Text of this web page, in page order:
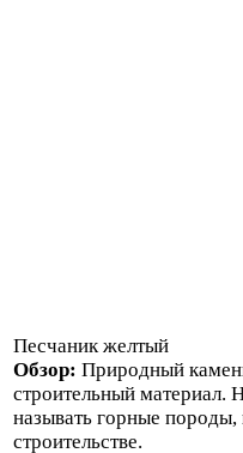
Песчаник желтый
Обзор: Природный
строительный материал.
называть горные
строительстве.